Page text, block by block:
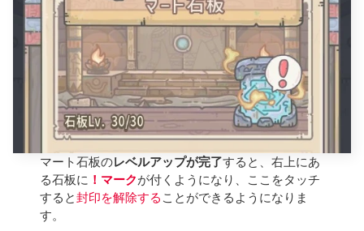
マート石板のレベルアップが完了すると、右上にあ
る石板に ！マークが付くようになり、ここをタッチ
すると封印を解除する ことができるようになりま
す。